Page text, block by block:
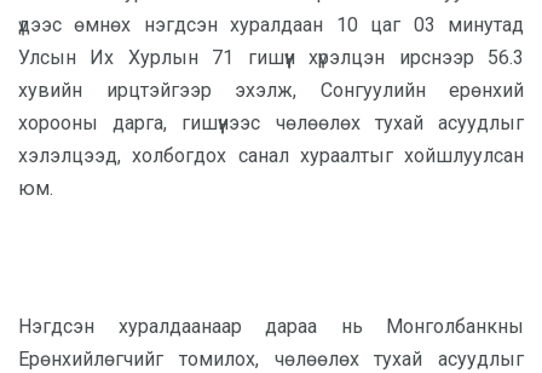
үдээс өмнөх нэгдсэн хуралдаан 10 цаг 03 минутад
Улсын Их Хурлын 71 гишүүн хүрэлцэн ирснээр 56.3
хувийн ирцтэйгээр эхэлж, Сонгуулийн ерөнхий
хорооны дарга, гишүүнээс чөлөөлөх тухай асуудлыг
хэлэлцээд, холбогдох санал хураалтыг хойшлуулсан
юм.
Нэгдсэн хуралдаанаар дараа нь Монголбанкны
Ерөнхийлөгчийг томилох, чөлөөлөх тухай асуудлыг